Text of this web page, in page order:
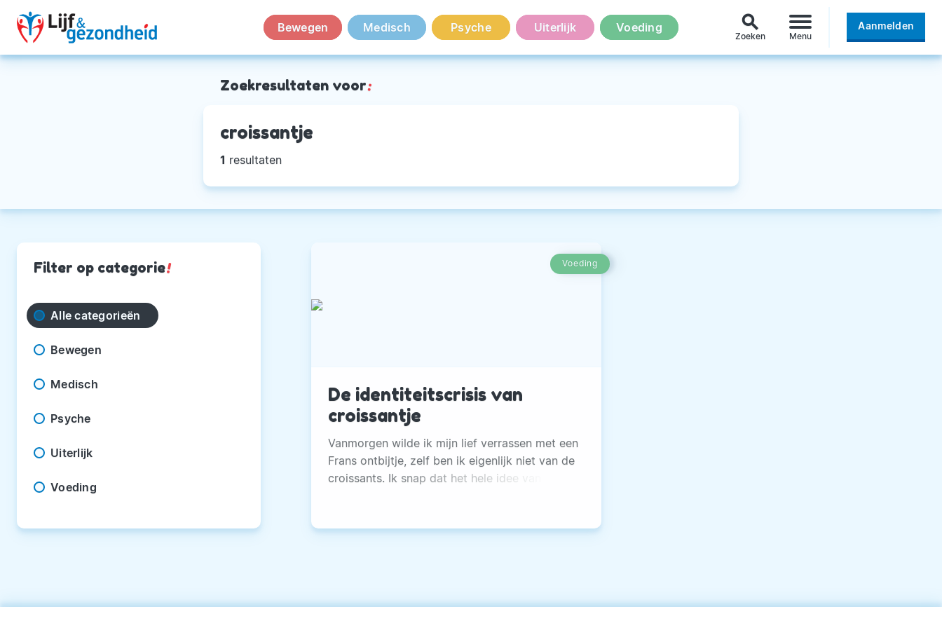
Bewegen Medisch Psyche Uiterlijk Voeding search
Zoeken Menu
Aanmelden
Zoekresultaten voor:
croissantje
1 resultaten
Filter op categorie!
Alle categorieën
Bewegen
Medisch
Psyche
Uiterlijk
Voeding
Voeding
De identiteitscrisis van
croissantje
Vanmorgen wilde ik mijn lief verrassen met een
Frans ontbijtje, zelf ben ik eigenlijk niet van de
croissants. Ik snap dat het hele idee van